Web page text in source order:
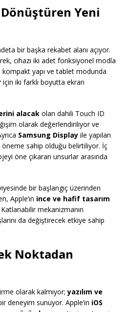
Yeni
bir başka rekabet alanı açıyor.
cihazı iki adet fonksiyonel modla
kompakt yapı ve tablet modunda
için iki farklı boyutta ekran
alacak olan dahili Touch ID
olarak değerlendiriliyor ve
Samsung Display ile yapılan
öneme sahip olduğu belirtiliyor. İç
öne çıkaran unsurlar arasında
bir başlangıç üzerinden
Apple’ın ince ve hafif tasarım
mekanizmanın
da değiştirecek etkiye sahip
Noktadan
olarak kalmıyor;yazılım ve
deneyim sunuyor. Apple’ın iOS